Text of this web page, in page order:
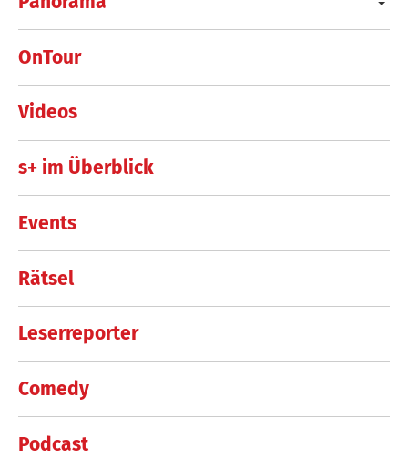
OnTour
Videos
s+ im Überblick
Events
Rätsel
Leserreporter
Comedy
Podcast